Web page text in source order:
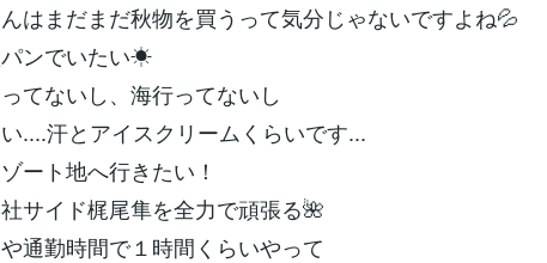
はまだまだ秋物を買うって気分じゃないですよね💦
ンでいたい☀
てないし、海行ってないし
....汗とアイスクリームくらいです...
ート地へ行きたい！
サイド梶尾隼を全力で頑張る🌺
通勤時間で１時間くらいやって